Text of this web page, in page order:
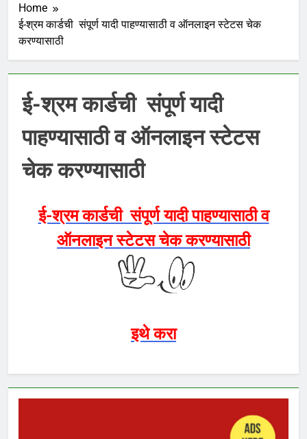
Home
ई-श्रम कार्डची संपूर्ण यादी पाहण्यासाठी व ऑनलाइन स्टेटस चेक
करण्यासाठी
ई-श्रम कार्डची संपूर्ण यादी
पाहण्यासाठी व ऑनलाइन स्टेटस
चेक करण्यासाठी
ई-श्रम कार्डची संपूर्ण यादी पाहण्यासाठी व
ऑनलाइन स्टेटस चेक करण्यासाठी
इथे करा